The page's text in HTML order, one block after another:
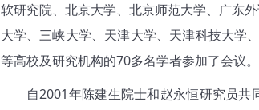
软研究院、北京大学、北京师范大学、广东
大学、三峡大学、天津大学、天津科技大学
等高校及研究机构的70多名学者参加了会议。
自2001年陈建生院士和赵永恒研究员共